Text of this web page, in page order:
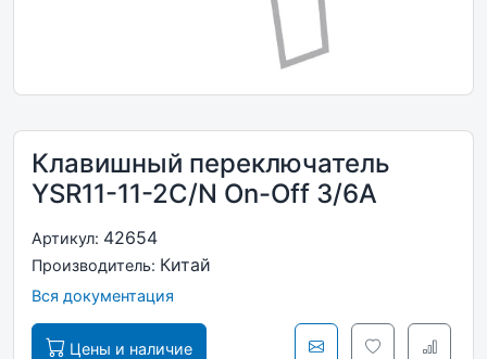
Клавишный переключатель
YSR11-11-2C/N On-Off 3/6A
Артикул: 42654
Производитель: Китай
Вся документация
Цены и наличие